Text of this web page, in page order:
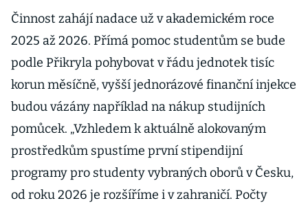
Činnost zahájí nadace už v akademickém roce
2025 až 2026. Přímá pomoc studentům se bude
podle Přikryla pohybovat v řádu jednotek tisíc
korun měsíčně, vyšší jednorázové finanční injekce
budou vázány například na nákup studijních
pomůcek. „Vzhledem k aktuálně alokovaným
prostředkům spustíme první stipendijní
programy pro studenty vybraných oborů v Česku,
od roku 2026 je rozšíříme i v zahraničí. Počty